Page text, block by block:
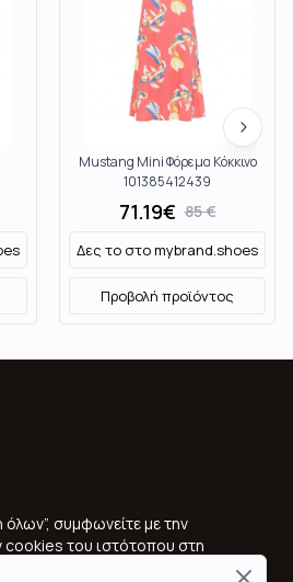
συμφωνείτε με την
του ιστότοπου στη
Close
Mustang Mini Φόρεμα Κόκκινο
101385412439
71.19€ 85€
Δες το στοmybrand.shoes
Προβολή προϊόντος